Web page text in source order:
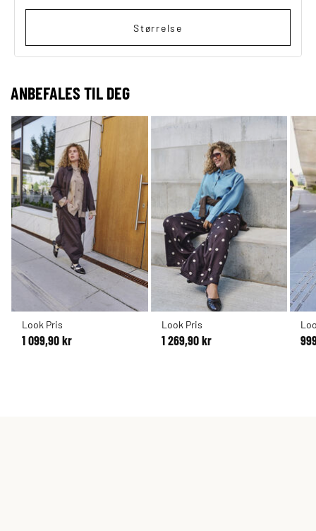
Størrelse
ANBEFALES TIL DEG
Look Pris
1 099,90 kr
Look Pris
1 269,90 kr